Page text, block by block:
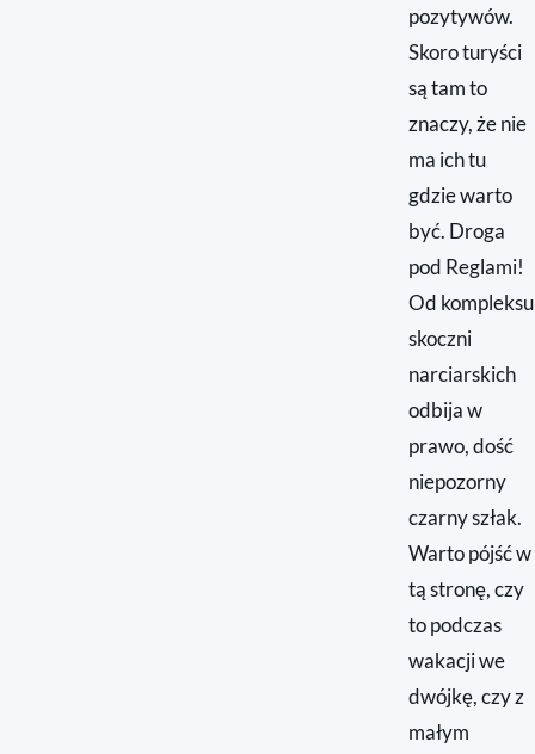
pozytywów.
Skoro turyści
są tam to
znaczy, że nie
ma ich tu
gdzie warto
być. Droga
pod Reglami!
Od kompleksu
skoczni
narciarskich
odbija w
prawo, dość
niepozorny
czarny szłak.
Warto pójść w
tą stronę, czy
to podczas
wakacji we
dwójkę, czy z
małym